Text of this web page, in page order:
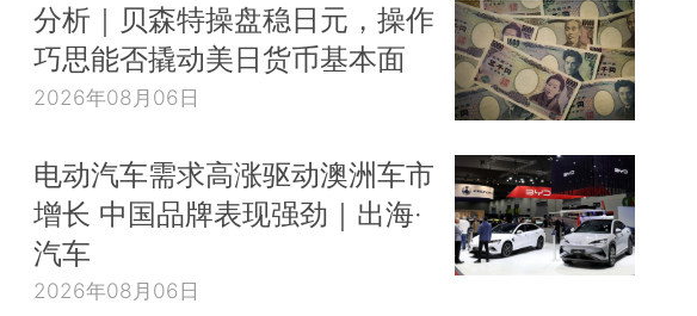
分析｜贝森特操盘稳日元，操作
巧思能否撬动美日货币基本面
2026年08月06日
电动汽车需求高涨驱动澳洲车市
增长 中国品牌表现强劲｜出海·
汽车
2026年08月06日